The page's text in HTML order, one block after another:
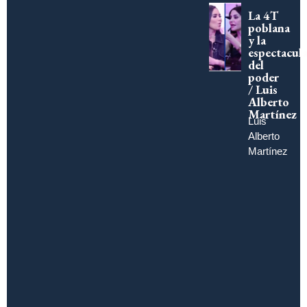
La 4T
poblana
y la
del
poder
/ Luis
Alberto
Martínez
Luis
Alberto
Martínez